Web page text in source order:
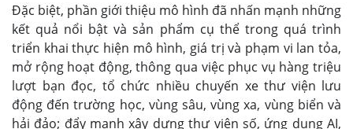
Đặc biệt, phần giới thiệu mô hình đã nhấn mạnh những
kết quả nổi bật và sản phẩm cụ thể trong quá trình
triển khai thực hiện mô hình, giá trị và phạm vi lan tỏa,
mở rộng hoạt động, thông qua việc phục vụ hàng triệu
lượt bạn đọc, tổ chức nhiều chuyến xe thư viện lưu
động đến trường học, vùng sâu, vùng xa, vùng biển và
hải đảo; đẩy mạnh xây dựng thư viện số, ứng dụng AI,